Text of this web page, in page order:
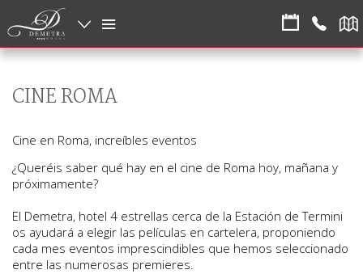
CINE ROMA
Cine en Roma, increíbles eventos
¿Queréis saber qué hay en el cine de Roma hoy, mañana y
próximamente?
El Demetra, hotel 4 estrellas cerca de la Estación de Termini
os ayudará a elegir las películas en cartelera, proponiendo
cada mes eventos imprescindibles que hemos seleccionado
entre las numerosas premieres.